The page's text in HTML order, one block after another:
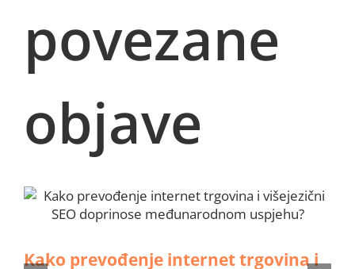
povezane
objave
Kako prevođenje internet trgovina i